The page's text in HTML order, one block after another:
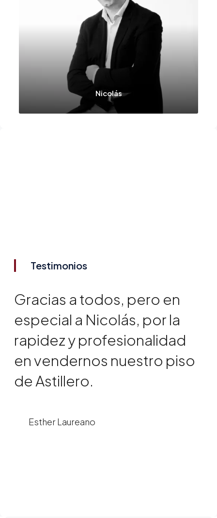
Nicolás
Testimonios
Esther Laureano
María y Mar nos hicieron
toda la tramitación de la
herencia de un piso y luego
Nicolás nos lo vendió, trato
cercano y familiar.
Ricardo Astúñez